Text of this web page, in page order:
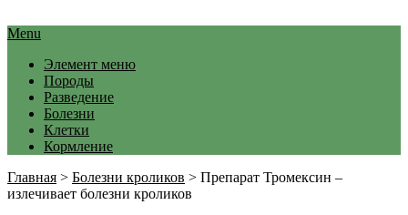
Menu
Элемент меню
Породы
Разведение
Болезни
Клетки
Кормление
Главная > Болезни кроликов > Препарат Тромексин –
излечивает болезни кроликов